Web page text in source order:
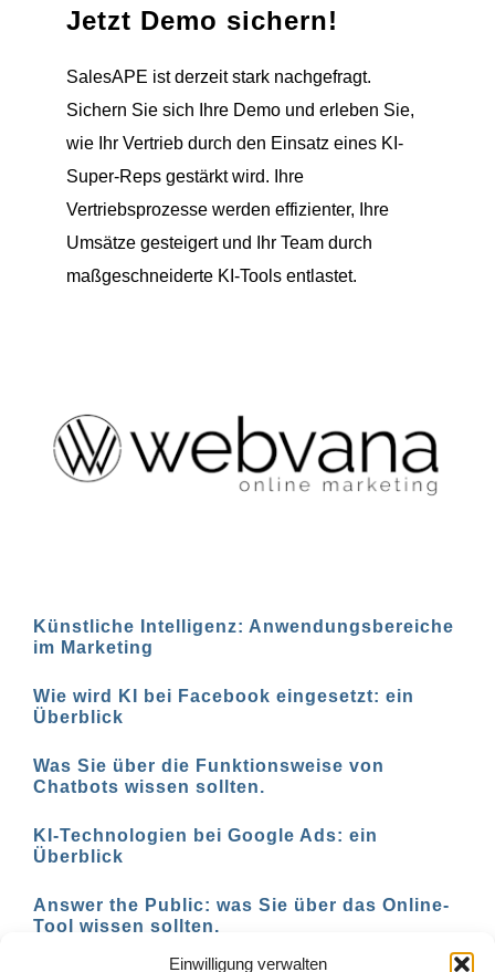
Einwilligung verwalten
Jetzt Demo sichern!
SalesAPE ist derzeit stark nachgefragt.
Sichern Sie sich Ihre Demo und erleben Sie,
wie Ihr Vertrieb durch den Einsatz eines KI-
Super-Reps gestärkt wird. Ihre
Vertriebsprozesse werden effizienter, Ihre
Umsätze gesteigert und Ihr Team durch
maßgeschneiderte KI-Tools entlastet.
Künstliche Intelligenz: Anwendungsbereiche
im Marketing
Wie wird KI bei Facebook eingesetzt: ein
Überblick
Was Sie über die Funktionsweise von
Chatbots wissen sollten.
KI-Technologien bei Google Ads: ein
Überblick
Answer the Public: was Sie über das Online-
Tool wissen sollten.